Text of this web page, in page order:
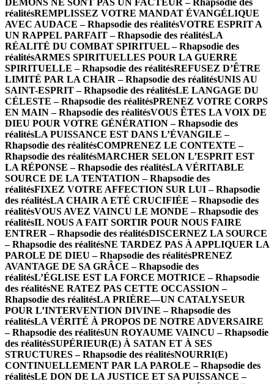
DÉMONS NE SONT PAS UN FACTEUR – Rhapsodie des
réalitésREMPLISSEZ VOTRE MANDAT ÉVANGÉLIQUE
AVEC AUDACE – Rhapsodie des réalitésVOTRE ESPRIT A
UN RAPPEL PARFAIT – Rhapsodie des réalitésLA
RÉALITÉ DU COMBAT SPIRITUEL – Rhapsodie des
réalitésARMES SPIRITUELLES POUR LA GUERRE
SPIRITUELLE – Rhapsodie des réalitésREFUSEZ D’ÊTRE
LIMITÉ PAR LA CHAIR – Rhapsodie des réalitésUNIS AU
SAINT-ESPRIT – Rhapsodie des réalitésLE LANGAGE DU
CÉLESTE – Rhapsodie des réalitésPRENEZ VOTRE CORPS
EN MAIN – Rhapsodie des réalitésVOUS ÊTES LA VOIX DE
DIEU POUR VOTRE GÉNÉRATION – Rhapsodie des
réalitésLA PUISSANCE EST DANS L’ÉVANGILE –
Rhapsodie des réalitésCOMPRENEZ LE CONTEXTE –
Rhapsodie des réalitésMARCHER SELON L’ESPRIT EST
LA RÉPONSE – Rhapsodie des réalitésLA VÉRITABLE
SOURCE DE LA TENTATION – Rhapsodie des
réalitésFIXEZ VOTRE AFFECTION SUR LUI – Rhapsodie
des réalitésLA CHAIR A ETÉ CRUCIFIÉE – Rhapsodie des
réalitésVOUS AVEZ VAINCU LE MONDE – Rhapsodie des
réalitésIL NOUS A FAIT SORTIR POUR NOUS FAIRE
ENTRER – Rhapsodie des réalitésDISCERNEZ LA SOURCE
– Rhapsodie des réalitésNE TARDEZ PAS À APPLIQUER LA
PAROLE DE DIEU – Rhapsodie des réalitésPRENEZ
AVANTAGE DE SA GRÂCE – Rhapsodie des
réalitésL’ÉGLISE EST LA FORCE MOTRICE – Rhapsodie
des réalitésNE RATEZ PAS CETTE OCCASSION –
Rhapsodie des réalitésLA PRIÈRE—UN CATALYSEUR
POUR L’INTERVENTION DIVINE – Rhapsodie des
réalitésLA VÉRITÉ À PROPOS DE NOTRE ADVERSAIRE
– Rhapsodie des réalitésUN ROYAUME VAINCU – Rhapsodie
des réalitésSUPÉRIEUR(E) À SATAN ET À SES
STRUCTURES – Rhapsodie des réalitésNOURRI(E)
CONTINUELLEMENT PAR LA PAROLE – Rhapsodie des
réalitésLE DON DE LA JUSTICE ET SA PUISSANCE –